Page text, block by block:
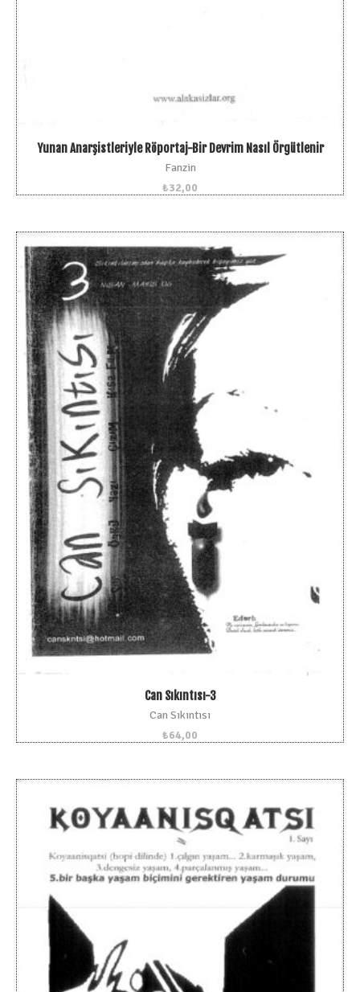
Yunan Anarşistleriyle Röportaj-Bir Devrim Nasıl Örgütlenir
Fanzin
₺32,00
Can Sıkıntısı-3
Can Sıkıntısı
₺64,00